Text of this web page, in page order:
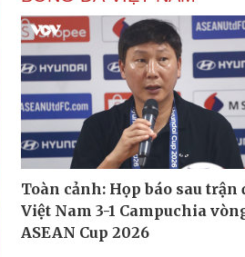
Toàn cảnh: Họp báo sau trận
Việt Nam 3-1 Campuchia
ASEAN Cup 2026